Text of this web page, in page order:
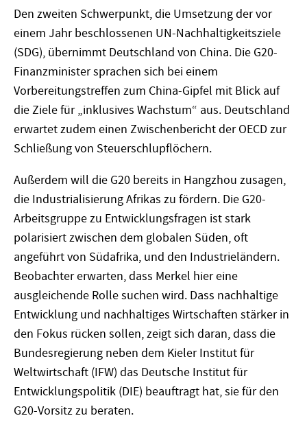
Den zweiten Schwerpunkt, die Umsetzung der vor
einem Jahr beschlossenen UN-Nachhaltigkeitsziele
(SDG), übernimmt Deutschland von China. Die G20-
Finanzminister sprachen sich bei einem
Vorbereitungstreffen zum China-Gipfel mit Blick auf
die Ziele für „inklusives Wachstum“ aus. Deutschland
erwartet zudem einen Zwischenbericht der OECD zur
Schließung von Steuerschlupflöchern.
Außerdem will die G20 bereits in Hangzhou zusagen,
die Industrialisierung Afrikas zu fördern. Die G20-
Arbeitsgruppe zu Entwicklungsfragen ist stark
polarisiert zwischen dem globalen Süden, oft
angeführt von Südafrika, und den Industrieländern.
Beobachter erwarten, dass Merkel hier eine
ausgleichende Rolle suchen wird. Dass nachhaltige
Entwicklung und nachhaltiges Wirtschaften stärker in
den Fokus rücken sollen, zeigt sich daran, dass die
Bundesregierung neben dem Kieler Institut für
Weltwirtschaft (IFW) das Deutsche Institut für
Entwicklungspolitik (DIE) beauftragt hat, sie für den
G20-Vorsitz zu beraten.